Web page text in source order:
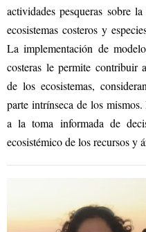
actividades pesqueras sobre
ecosistemas costeros y
La implementación de
costeras le permite contribuir
de los ecosistemas,
parte intrínseca de los
a la toma informada de
ecosistémico de los recursos y